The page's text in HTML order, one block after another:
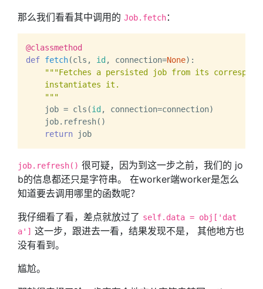
那么我们看看其中调用的 Job.fetch：
@classmethod
def fetch(cls, id , connection=None):
"""Fetches a persisted job from its
    instantiates it.
    """
    job = cls(
id , connection=connection)
    job.refresh()
return
job.refresh() 很可疑，因为到这一步之前，我们的 jo
b的信息都还只是字符串。 在worker端worker是怎么
知道要去调用哪里的函数呢？
我仔细看了看，差点就放过了 self.data = obj['dat
a'] 这一步，跟进去一看，结果发现不是， 其他地方也
没有看到。
尴尬。